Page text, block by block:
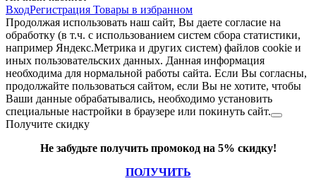
ВходРегистрация Товары в избранном
Продолжая использовать наш cайт, Вы даете согласие на
обработку (в т.ч. с использованием систем сбора статистики,
например Яндекс.Метрика и других систем) файлов cookie и
иных пользовательских данных. Данная информация
необходима для нормальной работы сайта. Если Вы согласны,
продолжайте пользоваться сайтом, если Вы не хотите, чтобы
Ваши данные обрабатывались, необходимо установить
специальные настройки в браузере или покинуть сайт.
Получите скидку
Не забудьте получить промокод на 5% скидку!
ПОЛУЧИТЬ